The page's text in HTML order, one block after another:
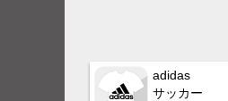
adidas
サッカー